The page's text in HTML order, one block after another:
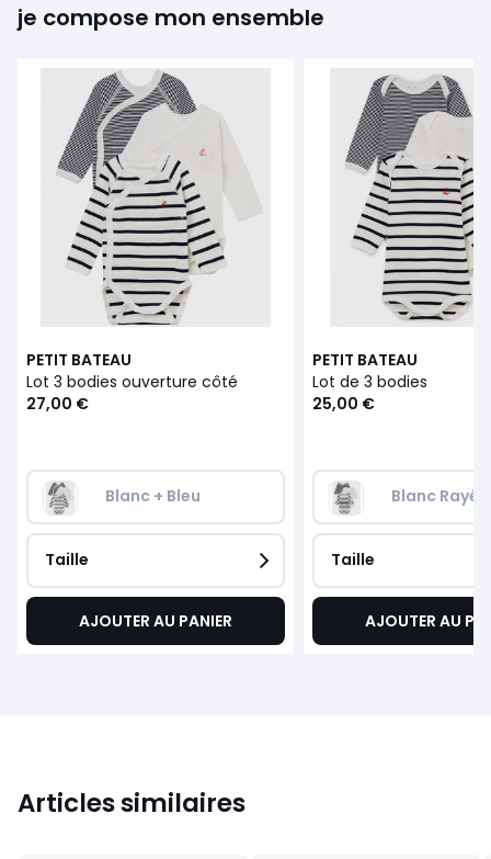
je compose mon ensemble
PETIT BATEAU
Lot 3 bodies ouverture côté
27,00 €
Blanc + Bleu
Taille
AJOUTER AU PANIER
PETIT BATEAU
Lot de 3 bodies
25,00 €
Blanc Rayé
Taille
AJOUTER AU
Articles similaires